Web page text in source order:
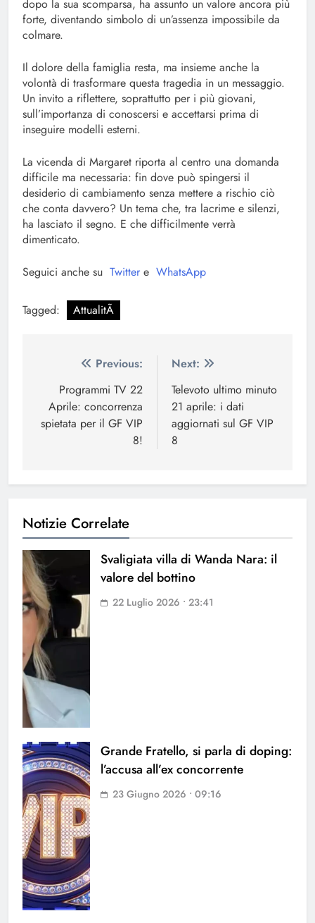
dopo la sua scomparsa, ha assunto un valore ancora più
forte, diventando simbolo di un’assenza impossibile da
colmare.
Il dolore della famiglia resta, ma insieme anche la
volontà di trasformare questa tragedia in un messaggio.
Un invito a riflettere, soprattutto per i più giovani,
sull’importanza di conoscersi e accettarsi prima di
inseguire modelli esterni.
La vicenda di Margaret riporta al centro una domanda
difficile ma necessaria: fin dove può spingersi il
desiderio di cambiamento senza mettere a rischio ciò
che conta davvero? Un tema che, tra lacrime e silenzi,
ha lasciato il segno. E che difficilmente verrà
dimenticato.
Seguici anche su Twitter e WhatsApp
Tagged: AttualitÃ
Navigazione
articoli
Previous:
Programmi TV 22
Aprile: concorrenza
spietata per il GF VIP
8!
Next:
Televoto ultimo minuto
21 aprile: i dati
aggiornati sul GF VIP
8
Notizie Correlate
Svaligiata villa di Wanda Nara: il
valore del bottino
22 Luglio 2026 • 23:41
Grande Fratello, si parla di doping:
l’accusa all’ex concorrente
23 Giugno 2026 • 09:16